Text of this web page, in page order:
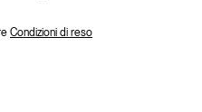
Condizioni di reso